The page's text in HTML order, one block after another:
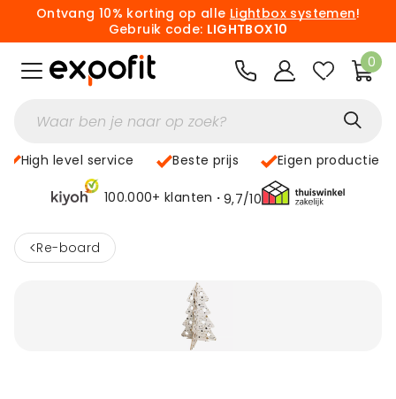
Ontvang 10% korting op alle Lightbox systemen!
Gebruik code: LIGHTBOX10
0
High level service Beste prijs Eigen productie
100.000+ klanten 9,7/10
< Re-board